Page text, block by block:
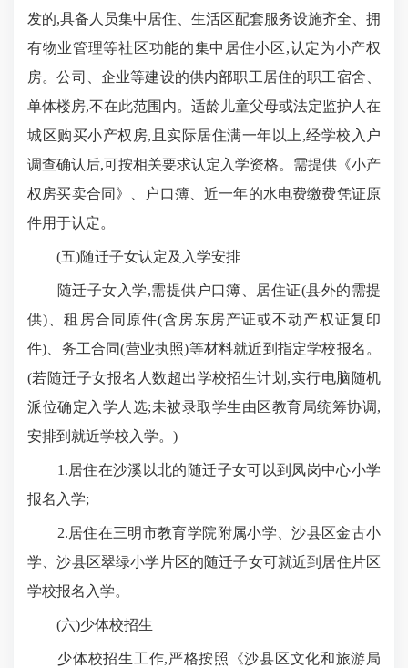
发的,具备人员集中居住、生活区配套服务设施齐全、拥
有物业管理等社区功能的集中居住小区,认定为小产权
房。公司、企业等建设的供内部职工居住的职工宿舍、
单体楼房,不在此范围内。适龄儿童父母或法定监护人在
城区购买小产权房,且实际居住满一年以上,经学校入户
调查确认后,可按相关要求认定入学资格。需提供《小产
权房买卖合同》、户口簿、近一年的水电费缴费凭证原
件用于认定。
(五)随迁子女认定及入学安排
随迁子女入学,需提供户口簿、居住证(县外的需提
供)、租房合同原件(含房东房产证或不动产权证复印
件)、务工合同(营业执照)等材料就近到指定学校报名。
(若随迁子女报名人数超出学校招生计划,实行电脑随机
派位确定入学人选;未被录取学生由区教育局统筹协调,
安排到就近学校入学。)
1.居住在沙溪以北的随迁子女可以到凤岗中心小学
报名入学;
2.居住在三明市教育学院附属小学、沙县区金古小
学、沙县区翠绿小学片区的随迁子女可就近到居住片区
学校报名入学。
(六)少体校招生
少体校招生工作,严格按照《沙县区文化和旅游局